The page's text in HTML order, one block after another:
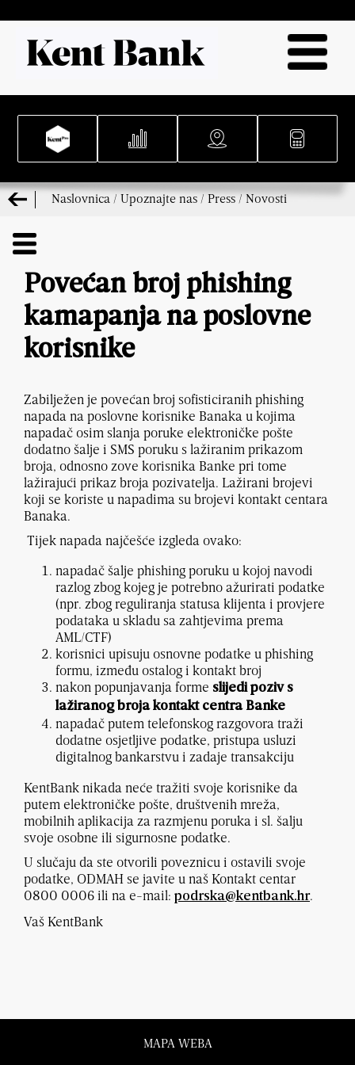
Naslovnica / Upoznajte nas / Press / Novosti
Povećan broj phishing
kamapanja na poslovne
korisnike
Zabilježen je povećan broj sofisticiranih phishing
napada na poslovne korisnike Banaka u kojima
napadač osim slanja poruke elektroničke pošte
dodatno šalje i SMS poruku s lažiranim prikazom
broja, odnosno zove korisnika Banke pri tome
lažirajući prikaz broja pozivatelja. Lažirani brojevi
koji se koriste u napadima su brojevi kontakt centara
Banaka.
Tijek napada najčešće izgleda ovako:
napadač šalje phishing poruku u kojoj navodi
razlog zbog kojeg je potrebno ažurirati podatke
(npr. zbog reguliranja statusa klijenta i provjere
podataka u skladu sa zahtjevima prema
AML/CTF)
korisnici upisuju osnovne podatke u phishing
formu, između ostalog i kontakt broj
nakon popunjavanja forme slijedi poziv s
lažiranog broja kontakt centra Banke
napadač putem telefonskog razgovora traži
dodatne osjetljive podatke, pristupa usluzi
digitalnog bankarstvu i zadaje transakciju
KentBank nikada neće tražiti svoje korisnike da
putem elektroničke pošte, društvenih mreža,
mobilnih aplikacija za razmjenu poruka i sl. šalju
svoje osobne ili sigurnosne podatke.
U slučaju da ste otvorili poveznicu i ostavili svoje
podatke, ODMAH se javite u naš Kontakt centar
0800 0006 ili na e-mail: podrska@kentbank.hr.
Vaš KentBank
MAPA WEBA